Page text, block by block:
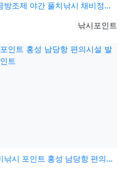
제 야간 풀치낚시 채비정보 및 조황정보
등록자
낚시포인트
포인트 홍성 남당항 편의시설 발판 편한…